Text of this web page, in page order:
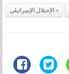
الإحتلال الإسرائيلي